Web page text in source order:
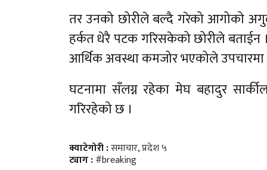
तर उनको छोरीले बल्दै गरेको आगोको
हर्कत धेरै पटक गरिसकेको छोरीले बताईन ।
आर्थिक अवस्था कमजोर भएकोले
घटनामा सँलग्न रहेका मेघ बहादुर
गरिरहेको छ ।
क्याटेगोरी :समाचार,प्रदेश ५
ट्याग :#breaking